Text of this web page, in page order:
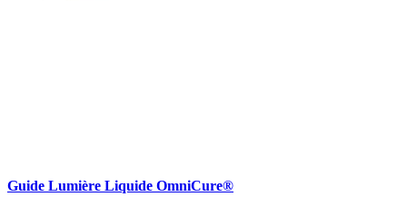
Guide Lumière Liquide OmniCure®